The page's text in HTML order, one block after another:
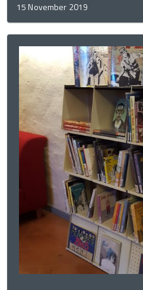
15 November 2019